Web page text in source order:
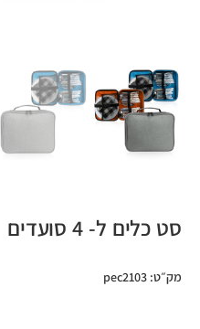
סט כלים ל- 4 סועדים
מק״ט: pec2103